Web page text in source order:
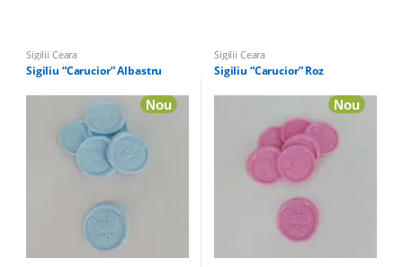
Sigilii Ceara
Sigiliu “Carucior” Albastru
Nou
Sigilii Ceara
Sigiliu “Carucior” Roz
Nou